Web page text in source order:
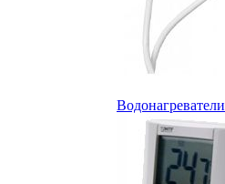
Водонагреватели